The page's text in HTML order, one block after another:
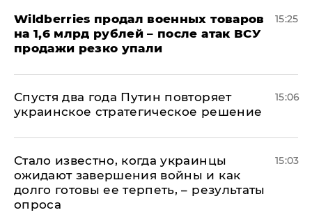
​Wildberries продал военных товаров
на 1,6 млрд рублей – после атак ВСУ
продажи резко упали
15:25
Спустя два года Путин повторяет
украинское стратегическое решение
15:06
Стало известно, когда украинцы
ожидают завершения войны и как
долго готовы ее терпеть, – результаты
опроса
15:03